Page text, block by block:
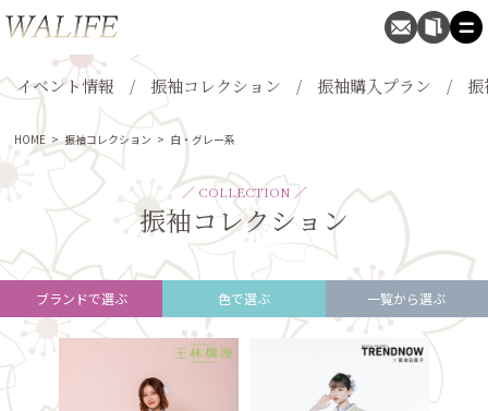
イベント情報 振袖コレクション 振袖購入プラン 振
HOME > 振袖コレクション > 白・グレー系
／ COLLECTION ／
振袖コレクション
ブランドで選ぶ 色で選ぶ 一覧から選ぶ